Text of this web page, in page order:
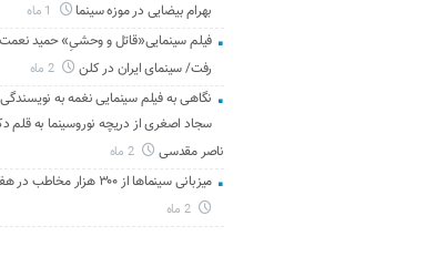
بهرام بیضایی در موزه سینما
فیلم سینمایی«قاتل و وحشیِ» حمید
رفت/ سینمای ایران در کلن
2 ماه
نگاهی به فیلم سینمایی نغمه به نویسندگی
سجاد اصغری از دریچه نوروسینما به قلم
ناصر مقدسی
2 ماه
میزبانی سینماها از ۳۰۰ هزار مخاطب در هفته گذشته
2 ماه